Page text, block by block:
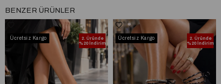
BENZER ÜRÜNLER
2. Üründe
%20 İndirim
Ücretsiz Kargo
2. Üründe
%20 İndirim
Ücretsiz Kargo